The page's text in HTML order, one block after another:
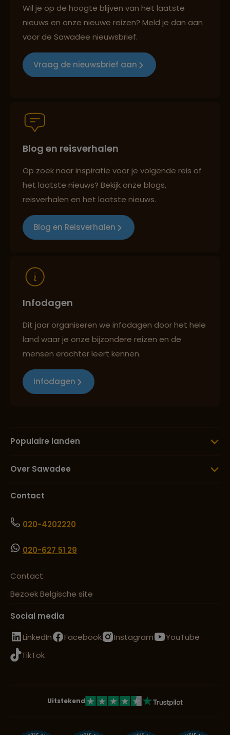
Reizen met oog voor mens, cultuur en milieu
Groepsreizen mét indivuele vrijheid
Persoonlijk en deskundig reisadvies
Wil je op de hoogte blijven van het laatste
nieuws en onze nieuwe reizen? Meld je dan aan
voor de Sawadee nieuwsbrief.
Vraag de nieuwsbrief aan
Blog en reisverhalen
Op zoek naar inspiratie voor je volgende reis of
het laatste nieuws? Bekijk onze blogs,
reisverhalen en het laatste nieuws.
Blog en Reisverhalen
Infodagen
Dit jaar organiseren we infodagen door het hele
land waar je onze bijzondere reizen en de
mensen erachter leert kennen.
Infodagen
Populaire landen
Over Sawadee
Contact
020-4202220
020-627 51 29
Contact
Bezoek Belgische site
Social media
LinkedIn
Facebook Instagram
YouTube
TikTok
Uitstekend